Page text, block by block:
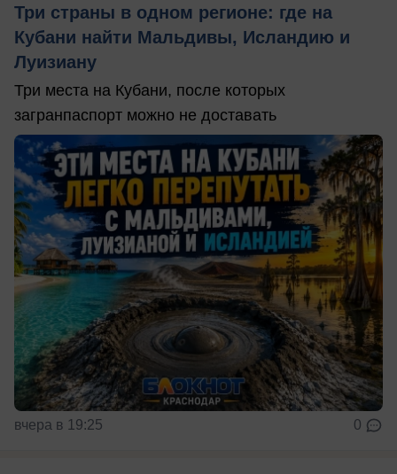
Три страны в одном регионе: где на
Кубани найти Мальдивы, Исландию и
Луизиану
Три места на Кубани, после которых
загранпаспорт можно не доставать
вчера в 19:25 0